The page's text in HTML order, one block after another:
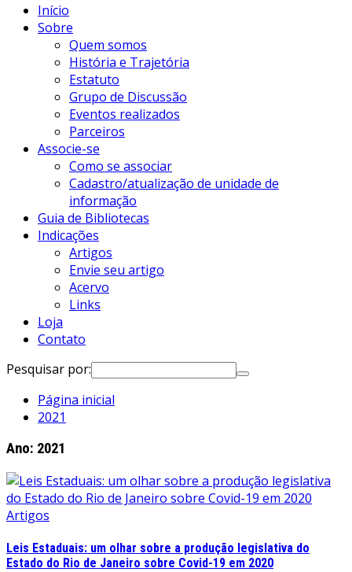
Início
Sobre
Quem somos
História e Trajetória
Estatuto
Grupo de Discussão
Eventos realizados
Parceiros
Associe-se
Como se associar
Cadastro/atualização de unidade de
informação
Guia de Bibliotecas
Indicações
Artigos
Envie seu artigo
Acervo
Links
Loja
Contato
Pesquisar por:
Página inicial
2021
Ano: 2021
Artigos
Leis Estaduais: um olhar sobre a produção legislativa do
Estado do Rio de Janeiro sobre Covid-19 em 2020